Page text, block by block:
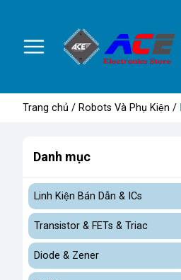
Trang chủ / Robots Và Phụ Kiện /
Danh mục
Linh Kiện Bán Dẫn & ICs
Transistor & FETs & Triac
Diode & Zener